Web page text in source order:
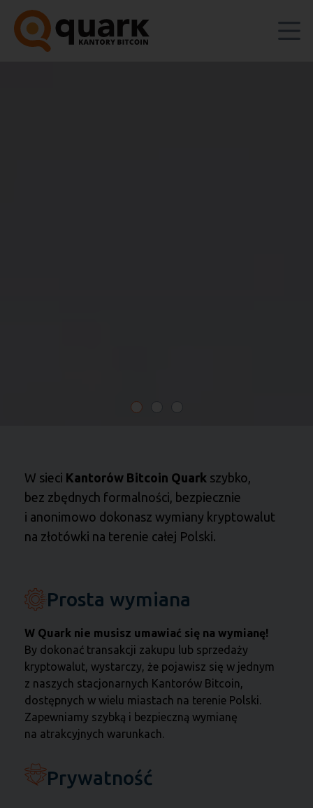
W sieci Kantorów Bitcoin Quark szybko,
bez zbędnych formalności, bezpiecznie
i anonimowo dokonasz wymiany kryptowalut
na złotówki na terenie całej Polski.
Prosta wymiana
W Quark nie musisz umawiać się na wymianę!
By dokonać transakcji zakupu lub sprzedaży
kryptowalut, wystarczy, że pojawisz się w jednym
z naszych stacjonarnych Kantorów Bitcoin,
dostępnych w wielu miastach na terenie Polski.
Zapewniamy szybką i bezpieczną wymianę
na atrakcyjnych warunkach.
Prywatność